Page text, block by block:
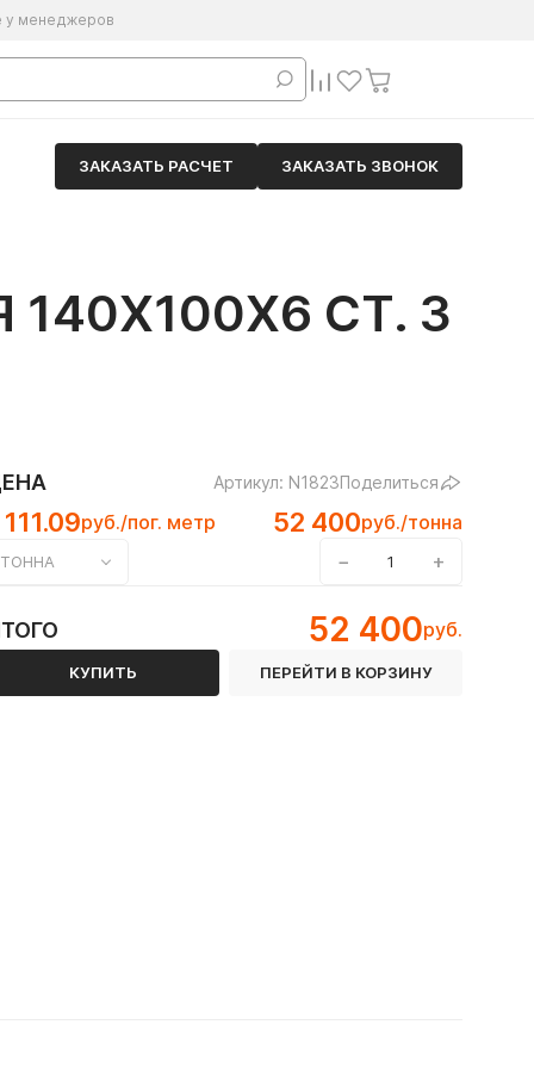
у менеджеров
ЗАКАЗАТЬ РАСЧЕТ ЗАКАЗАТЬ ЗВОНОК
СТ. 3
Артикул: N1823Поделиться
111.09руб./пог. метр 52 400руб./тонна
ТОННА − +
52 400руб.
КУПИТЬ ПЕРЕЙТИ В КОРЗИНУ